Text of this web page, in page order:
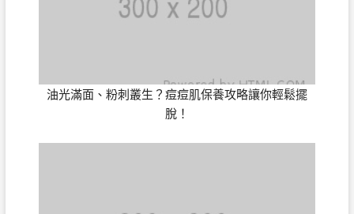
油光滿面、粉刺叢生？痘痘肌保養攻略讓你輕鬆擺
脫！